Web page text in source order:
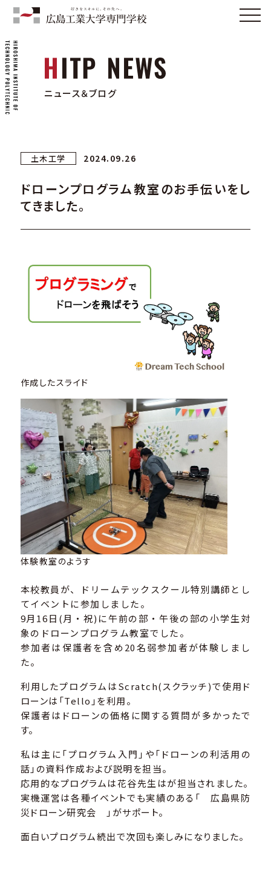
ニュース＆ブログ
土木工学 2024.09.26
ドローンプログラム教室のお手伝いをし
てきました。
作成したスライド
体験教室のようす
本校教員が、ドリームテックスクール特別講師とし
てイベントに参加しました。
9月16日(月・祝)に午前の部・午後の部の小学生対
象のドローンプログラム教室でした。
参加者は保護者を含め20名弱参加者が体験しまし
た。
利用したプログラムはScratch(スクラッチ)で使用ド
ローンは「Tello」を利用。
保護者はドローンの価格に関する質問が多かったで
す。
私は主に「プログラム入門」や「ドローンの利活用の
話」の資料作成および説明を担当。
応用的なプログラムは花谷先生はが担当されました。
実機運営は各種イベントでも実績のある「 広島県防
災ドローン研究会 」がサポート。
面白いプログラム続出で次回も楽しみになりました。